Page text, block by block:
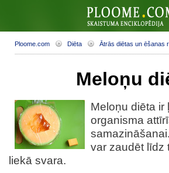
Ploome.com Diēta Ātrās diētas un ēšanas
Meloņu
Meloņu diēta ir
organisma
var zaudēt līdz
liekā svara.